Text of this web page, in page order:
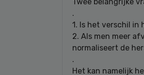
.
1. Is het verschil in
2. Als men meer
normaliseert de
.
Het kan namelijk